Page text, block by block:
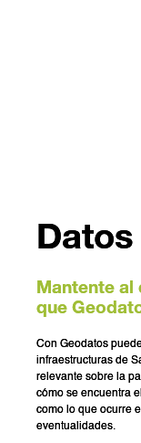
Datos
Mantente
que
Con Geodatos
infraestructuras de
relevante sobre la
cómo se encuentra
como lo que ocurre
eventualidades.